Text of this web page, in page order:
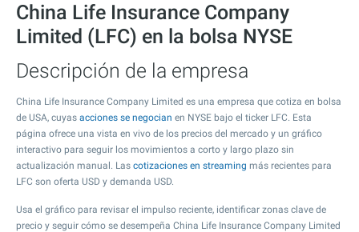
China Life Insurance Company
Limited (LFC) en la bolsa NYSE
Descripción de la empresa
China Life Insurance Company Limited es una empresa que cotiza en bolsa
de USA, cuyas acciones se negocian en NYSE bajo el ticker LFC. Esta
página ofrece una vista en vivo de los precios del mercado y un gráfico
interactivo para seguir los movimientos a corto y largo plazo sin
actualización manual. Las cotizaciones en streaming más recientes para
LFC son oferta USD y demanda USD.
Usa el gráfico para revisar el impulso reciente, identificar zonas clave de
precio y seguir cómo se desempeña China Life Insurance Company Limited